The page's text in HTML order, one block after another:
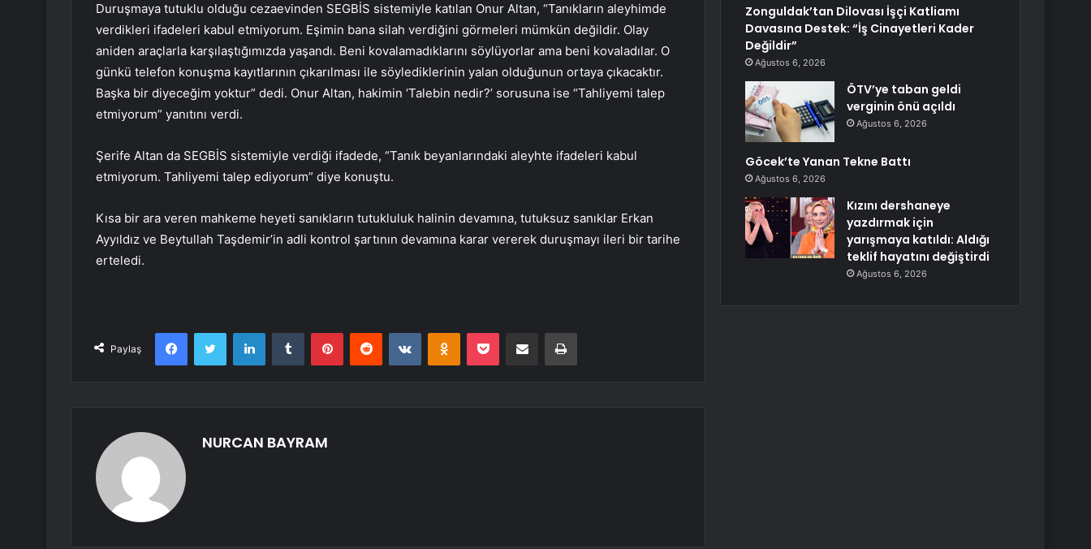
Duruşmaya tutuklu olduğu cezaevinden SEGBİS sistemiyle katılan Onur Altan, “Tanıkların aleyhimde
verdikleri ifadeleri kabul etmiyorum. Eşimin bana silah verdiğini görmeleri mümkün değildir. Olay
aniden araçlarla karşılaştığımızda yaşandı. Beni kovalamadıklarını söylüyorlar ama beni kovaladılar. O
günkü telefon konuşma kayıtlarının çıkarılması ile söylediklerinin yalan olduğunun ortaya çıkacaktır.
Başka bir diyeceğim yoktur” dedi. Onur Altan, hakimin ‘Talebin nedir?’ sorusuna ise “Tahliyemi talep
etmiyorum” yanıtını verdi.
Şerife Altan da SEGBİS sistemiyle verdiği ifadede, “Tanık beyanlarındaki aleyhte ifadeleri kabul
etmiyorum. Tahliyemi talep ediyorum” diye konuştu.
Kısa bir ara veren mahkeme heyeti sanıkların tutukluluk halinin devamına, tutuksuz sanıklar Erkan
Ayyıldız ve Beytullah Taşdemir’in adli kontrol şartının devamına karar vererek duruşmayı ileri bir tarihe
erteledi.
Paylaş
FacebookTwitter LinkedInTumblr PinterestReddit VKontakteOdnoklassniki
Pocket E-Posta ile paylaş Yazdır
NURCAN BAYRAM
Zonguldak’tan Dilovası İşçi Katliamı
Davasına Destek: “İş Cinayetleri Kader
Değildir”
Ağustos 6, 2026
ÖTV’ye taban geldi
verginin önü açıldı
Ağustos 6, 2026
Göcek’te Yanan Tekne Battı
Ağustos 6, 2026
Kızını dershaneye
yazdırmak için
yarışmaya katıldı: Aldığı
teklif hayatını değiştirdi
Ağustos 6, 2026